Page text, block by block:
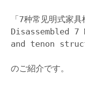
「7种常见明式家
Disassembled
and tenon
のご紹介です。